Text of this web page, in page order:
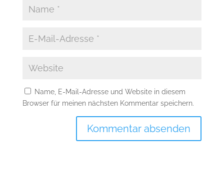
Name, E-Mail-Adresse und Website in diesem
Browser für meinen nächsten Kommentar speichern.